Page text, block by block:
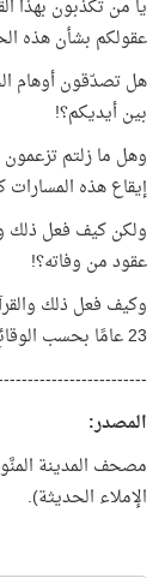
يا من تكذبون بهذا
عقولكم بشأن هذه
هل تصدّقون أوهام
بين أيديكم؟!
وهل ما زلتم
إيقاع هذه المسارات
ولكن كيف فعل ذلك
عقود من وفاته؟!
وكيف فعل ذلك
23 عامًا بحسب الوقائع والأحداث؟!
المصدر:
مصحف المدينة
الإملاء الحديثة).